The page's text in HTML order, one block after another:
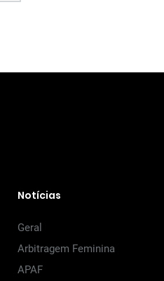
Notícias
Geral
Arbitragem Feminina
APAF